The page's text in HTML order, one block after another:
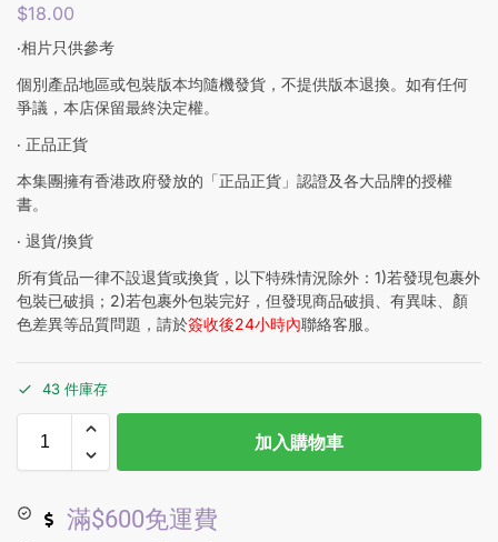
$18.00
‧相片只供參考
個別產品地區或包裝版本均隨機發貨，不提供版本退換。如有任何
爭議，本店保留最終決定權。
‧ 正品正貨
本集團擁有香港政府發放的「正品正貨」認證及各大品牌的授權
書。
‧ 退貨/換貨
所有貨品一律不設退貨或換貨，以下特殊情況除外：1)若發現包裹外
包裝已破損；2)若包裹外包裝完好，但發現商品破損、有異味、顏
色差異等品質問題，請於簽收後24小時內聯絡客服。
43 件庫存
加入購物車
滿$600免運費